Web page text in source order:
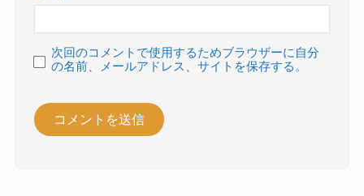
次回のコメントで使用するためブラウザーに自分
の名前、メールアドレス、サイトを保存する。